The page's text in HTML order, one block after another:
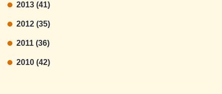
2013 (41)
2012 (35)
2011 (36)
2010 (42)